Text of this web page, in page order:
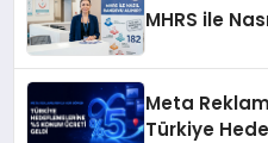
MHRS ile
Meta
Türkiye